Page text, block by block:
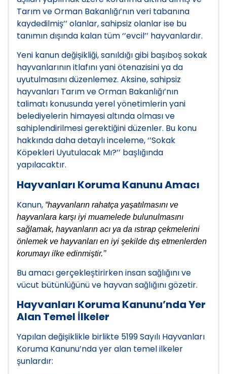
Tarım ve Orman Bakanlığı’nın veri tabanına
kaydedilmiş’’ olanlar, sahipsiz olanlar ise bu
tanımın dışında kalan tüm ‘’evcil’’ hayvanlardır.
Yeni kanun değişikliği, sanıldığı gibi başıboş sokak
hayvanlarının itlafını yani ötenazisini ya da
uyutulmasını düzenlemez. Aksine, sahipsiz
hayvanları Tarım ve Orman Bakanlığı’nın
talimatı konusunda yerel yönetimlerin yani
belediyelerin himayesi altında olması ve
sahiplendirilmesi gerektiğini düzenler. Bu konu
hakkında daha detaylı inceleme, ‘’Sokak
Köpekleri Uyutulacak Mı?’’ başlığında
yapılacaktır.
Hayvanları Koruma Kanunu Amacı
Kanun, “hayvanların rahatça yaşatılmasını ve
hayvanlara karşı iyi muamelede bulunulmasını
sağlamak, hayvanların acı ya da ıstırap çekmelerini
önlemek ve hayvanları en iyi şekilde dış etmenlerden
korumayı ilke edinmiştir.’’
Bu amacı gerçekleştirirken insan sağlığını ve
vücut bütünlüğünü ve hayvan sağlığını gözetir.
Hayvanları Koruma Kanunu’nda Yer
Alan Temel İlkeler
Yapılan değişiklikle birlikte 5199 Sayılı Hayvanları
Koruma Kanunu’nda yer alan temel ilkeler
şunlardır: